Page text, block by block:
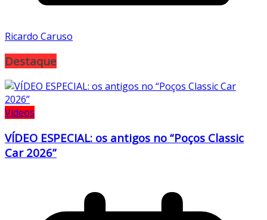
Ricardo Caruso
Destaque
Vídeos
VÍDEO ESPECIAL: os antigos no “Poços Classic
Car 2026”